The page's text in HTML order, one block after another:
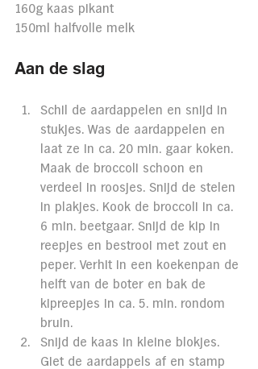
160g kaas pikant
150ml halfvolle melk
Aan de slag
Schil de aardappelen en snijd in
stukjes. Was de aardappelen en
laat ze in ca. 20 min. gaar koken.
Maak de broccoli schoon en
verdeel in roosjes. Snijd de stelen
in plakjes. Kook de broccoli in ca.
6 min. beetgaar. Snijd de kip in
reepjes en bestrooi met zout en
peper. Verhit in een koekenpan de
helft van de boter en bak de
kipreepjes in ca. 5. min. rondom
bruin.
Snijd de kaas in kleine blokjes.
Giet de aardappels af en stamp